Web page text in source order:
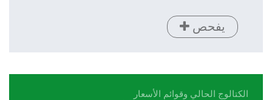
يفحص
الكتالوج الحالي وقوائم الأسعار